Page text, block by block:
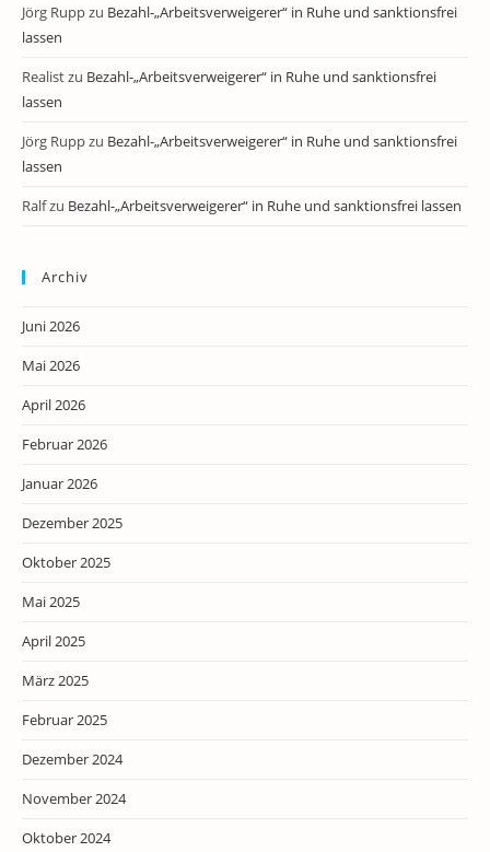
Jörg Ruppzu Bezahl-„Arbeitsverweigerer“ in Ruhe und sanktionsfrei
lassen
Realistzu Bezahl-„Arbeitsverweigerer“ in Ruhe und sanktionsfrei
lassen
Jörg Ruppzu Bezahl-„Arbeitsverweigerer“ in Ruhe und sanktionsfrei
lassen
Ralfzu Bezahl-„Arbeitsverweigerer“ in Ruhe und sanktionsfrei lassen
Archiv
Juni 2026
Mai 2026
April 2026
Februar 2026
Januar 2026
Dezember 2025
Oktober 2025
Mai 2025
April 2025
März 2025
Februar 2025
Dezember 2024
November 2024
Oktober 2024